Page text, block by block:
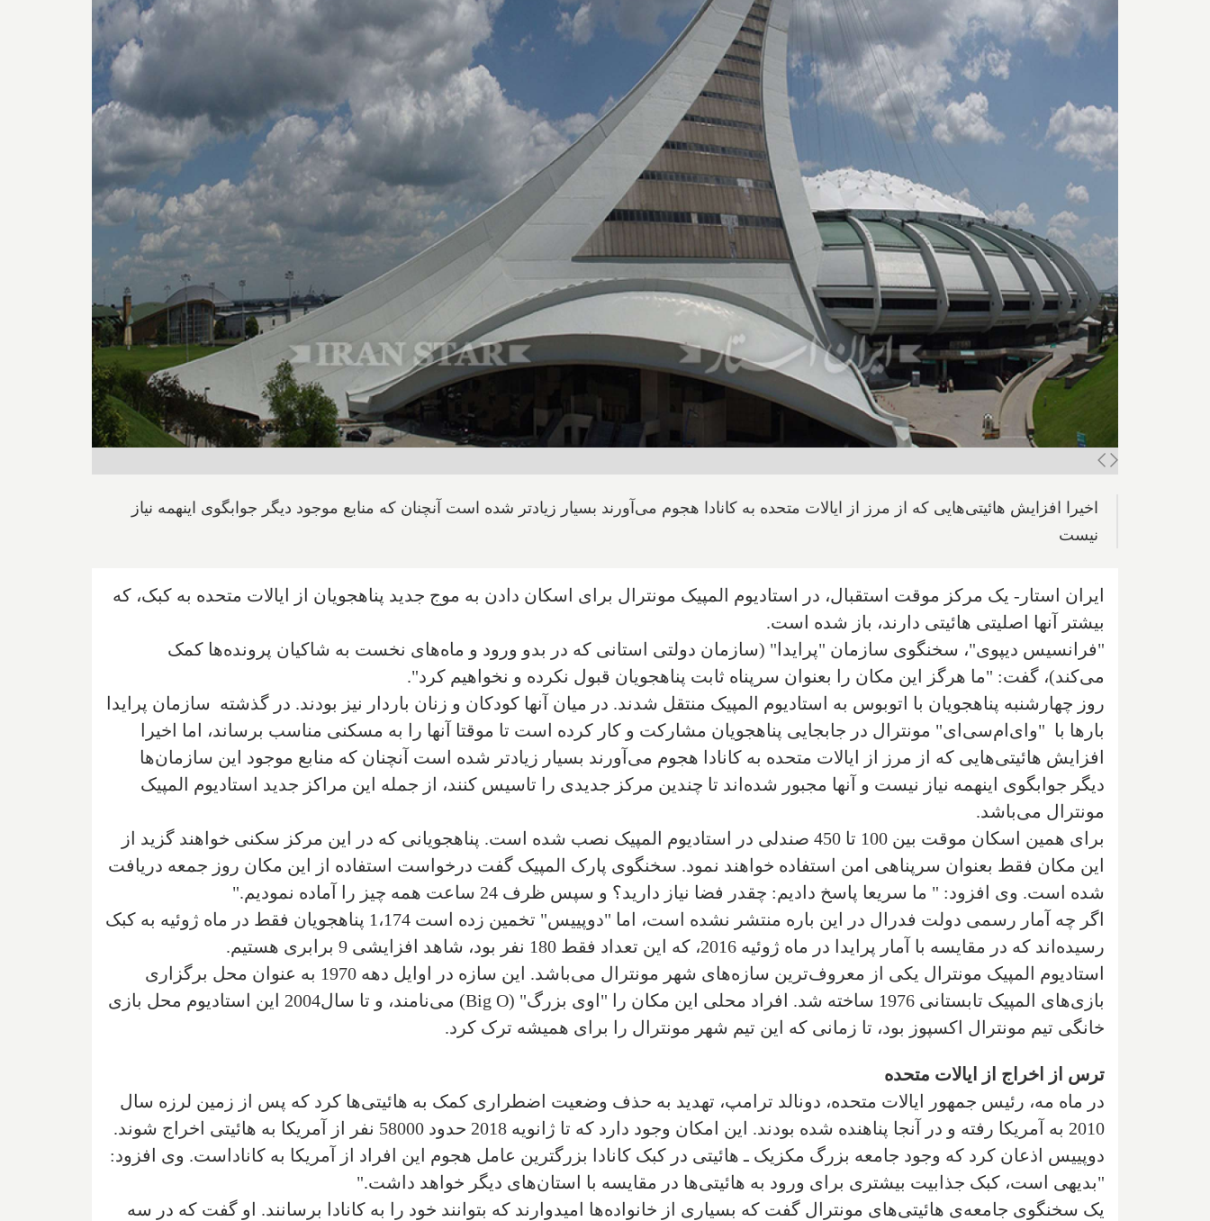
اخیرا افزایش هائیتی‌هایی که از مرز از ایالات متحده به کانادا هجوم می‌آورند بسیار زیادتر شده است آنچنان که منابع موجود دیگر جوابگوی اینهمه نیاز
نیست
ایران استار- یک مرکز موقت استقبال، در استادیوم المپیک مونترال برای اسکان دادن به موج جدید پناهجویان از ایالات متحده به کبک، که
بیشتر آنها اصلیتی هائیتی دارند، باز شده است.
"فرانسیس دیپوی"، سخنگوی سازمان "پرایدا" (سازمان دولتی استانی که در بدو ورود و ماه‌های نخست به شاکیان پرونده‌ها کمک
می‌کند)، گفت: "ما هرگز این مکان را بعنوان سرپناه ثابت پناهجویان قبول نکرده‌ و نخواهیم کرد".
روز چهارشنبه پناهجویان با اتوبوس به استادیوم المپیک منتقل شدند. در میان آنها کودکان و زنان باردار نیز بودند. در گذشته سازمان پرایدا
بارها با "وای‌ام‌سی‌ای" مونترال در جابجایی پناهجویان مشارکت و کار کرده است تا موقتا آنها را به مسکنی مناسب برساند، اما اخیرا
افزایش هائیتی‌هایی که از مرز از ایالات متحده به کانادا هجوم می‌آورند بسیار زیادتر شده است آنچنان که منابع موجود این سازمان‌ها
دیگر جوابگوی اینهمه نیاز نیست و آنها مجبور شده‌اند تا چندین مرکز جدیدی را تاسیس کنند، از جمله این مراکز جدید استادیوم المپیک
مونترال می‌باشد.
برای همین اسکان موقت بین 100 تا 450 صندلی در استادیوم المپیک نصب شده است. پناهجویانی که در این مرکز سکنی خواهند گزید از
این مکان فقط بعنوان سرپناهی امن استفاده خواهند نمود. سخنگوی پارک المپیک گفت درخواست استفاده از این مکان روز جمعه دریافت
شده است. وی افزود: " ما سریعا پاسخ دادیم: چقدر فضا نیاز دارید؟ و سپس ظرف 24 ساعت همه چیز را آماده نمودیم."
اگر چه آمار رسمی دولت فدرال در این باره منتشر نشده است، اما "دوپییس" تخمین زده است 1،174 پناهجویان فقط در ماه ژوئیه به کبک
رسیده‌اند که در مقایسه با آمار پرایدا در ماه ژوئیه 2016، که این تعداد فقط 180 نفر بود، شاهد افزایشی 9 برابری هستیم.
استادیوم المپیک مونترال یکی از معروف‌ترین سازه‌های شهر مونترال می‌باشد. این سازه در اوایل دهه 1970 به عنوان محل برگزاری
بازی‌های المپیک تابستانی 1976 ساخته شد. افراد محلی این مکان را "اوی بزرگ" (Big O) می‌نامند‌، و تا سال2004 این استادیوم محل بازی
خانگی تیم مونترال اکسپوز بود، تا زمانی که این تیم شهر مونترال را برای همیشه ترک کرد.
ترس از اخراج از ایالات متحده
در ماه مه، رئیس جمهور ایالات متحده، دونالد ترامپ، تهدید به حذف وضعیت اضطراری کمک به هائیتی‌ها کرد که پس از زمین لرزه سال
2010 به آمریکا رفته و در آنجا پناهنده شده بودند. این امکان وجود دارد که تا ژانویه 2018 حدود 58000 نفر از آمریکا به هائیتی اخراج شوند.
دوپییس اذعان کرد که وجود جامعه بزرگ مکزیک ـ هائیتی در کبک کانادا بزرگترین عامل هجوم این افراد از آمریکا به کاناداست. وی افزود:
"بدیهی است، کبک جذابیت بیشتری برای ورود به هائیتی‌ها در مقایسه با استان‌های دیگر خواهد داشت."
یک سخنگوی جامعه‌ی هائیتی‌های مونترال گفت که بسیاری از خانواده‌ها امیدوارند که بتوانند خود را به کانادا برسانند. او گفت که در سه